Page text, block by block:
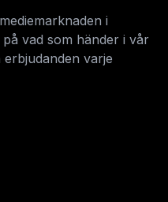
i
på vad som händer i vår
varje